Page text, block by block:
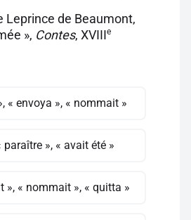
Leprince de Beaumont,
», Contes, XVIIIe
« envoya », « nommait »
paraître », « avait été »
», « nommait », « quitta »